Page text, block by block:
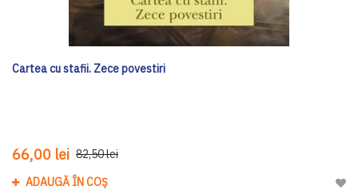
Cartea cu stafii. Zece povestiri
66,00 lei 82,50 lei
ADAUGĂ ÎN COȘ